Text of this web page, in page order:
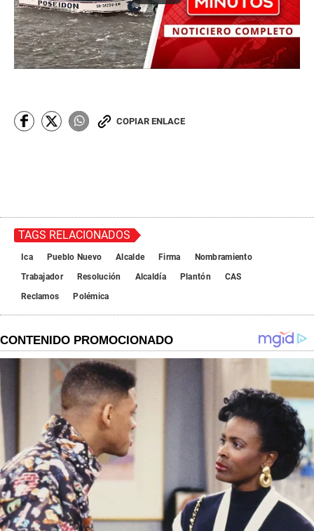
COPIAR ENLACE
TAGS RELACIONADOS
Ica Pueblo Nuevo Alcalde Firma
Nombramiento
Trabajador
Resolución Alcaldía Plantón
CAS
Reclamos
Polémica